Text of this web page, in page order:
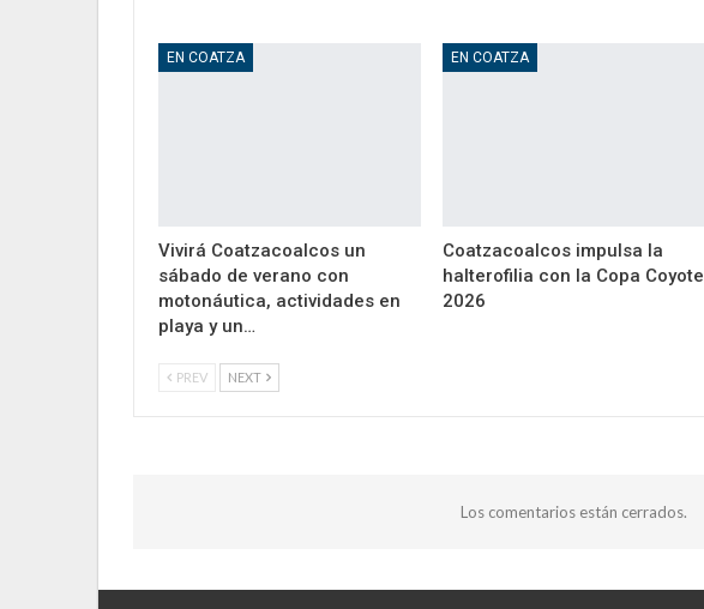
EN COATZA
Vivirá Coatzacoalcos un
sábado de verano con
motonáutica, actividades en
playa y un…
EN COATZA
Coatzacoalcos impulsa la
halterofilia con la Copa Coyote
2026
PREV NEXT
Los comentarios están cerrados.